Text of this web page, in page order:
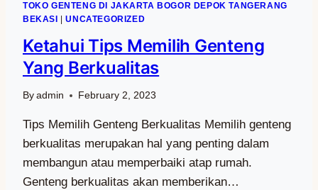
TOKO GENTENG DI JAKARTA BOGOR DEPOK TANGERANG
BEKASI
|UNCATEGORIZED
Ketahui Tips Memilih Genteng
Yang Berkualitas
By admin February 2, 2023
Tips Memilih Genteng Berkualitas Memilih genteng
berkualitas merupakan hal yang penting dalam
membangun atau memperbaiki atap rumah.
Genteng berkualitas akan memberikan…